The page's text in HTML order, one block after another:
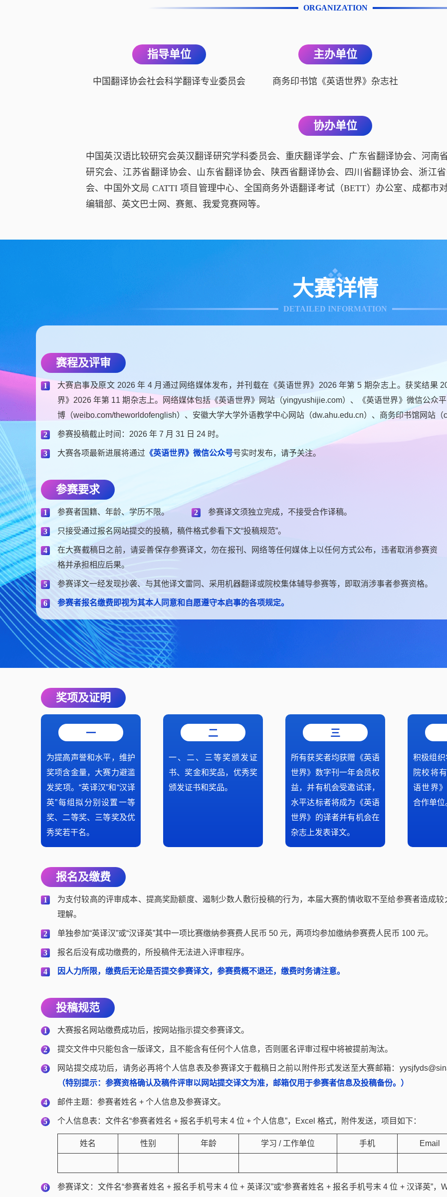
ORGANIZATION
指导单位
中国翻译协会社会科学翻译专业委员会
主办单位
商务印书馆《英语世界》杂志社
协办单位
中国英汉语比较研究会英汉翻译研究学科委员会、重庆翻译学会、广东省翻译协会、河南
研究会、江苏省翻译协会、山东省翻译协会、陕西省翻译协会、四川省翻译协会、浙江
会、中国外文局 CATTI 项目管理中心、全国商务外语翻译考试（BETT）办公室、成都市
编辑部、英文巴士网、赛氪、我爱竞赛网等。
大赛详情
DETAILED INFORMATION
赛程及评审
1
大赛启事及原文 2026 年 4 月通过网络媒体发布，并刊载在《英语世界》2026 年第 5 期杂志上。获奖结果
界》2026 年第 11 期杂志上。网络媒体包括《英语世界》网站（yingyushijie.com）、《英语世界》微信公众
博（weibo.com/theworldofenglish）、安徽大学大学外语教学中心网站（dw.ahu.edu.cn）、商务印书馆网站
2 参赛投稿截止时间：2026 年 7 月 31 日 24 时。
3 大赛各项最新进展将通过 《英语世界》微信公众号号实时发布，请予关注。
参赛要求
1 参赛者国籍、年龄、学历不限。 2 参赛译文须独立完成，不接受合作译稿。
3 只接受通过报名网站提交的投稿，稿件格式参看下文“投稿规范”。
4
在大赛截稿日之前，请妥善保存参赛译文，勿在报刊、网络等任何媒体上以任何方式公布，违者取消参赛资
格并承担相应后果。
5 参赛译文一经发现抄袭、与其他译文雷同、采用机器翻译或院校集体辅导参赛等，即取消涉事者参赛资格。
6 参赛者报名缴费即视为其本人同意和自愿遵守本启事的各项规定。
奖项及证明
一
为提高声誉和水平，维护
奖项含金量，大赛力避滥
发奖项。“英译汉”和“汉译
英”每组拟分别设置一等
奖、二等奖、三等奖及优
秀奖若干名。
二
一、二、三等奖颁发证
书、奖金和奖品，优秀奖
颁发证书和奖品。
三
所有获奖者均获赠《英语
世界》数字刊一年会员权
益，并有机会受邀试译，
水平达标者将成为《英语
世界》的译者并有机会在
杂志上发表译文。
积极组
院校将
语世界
合作单位
报名及缴费
1
为支付较高的评审成本、提高奖励额度、遏制少数人敷衍投稿的行为，本届大赛酌情收取不至给参赛者造成
理解。
2 单独参加“英译汉”或“汉译英”其中一项比赛缴纳参赛费人民币 50 元，两项均参加缴纳参赛费人民币 100 元。
3 报名后没有成功缴费的，所投稿件无法进入评审程序。
4 因人力所限，缴费后无论是否提交参赛译文，参赛费概不退还，缴费时务请注意。
投稿规范
1 大赛报名网站缴费成功后，按网站指示提交参赛译文。
2 提交文件中只能包含一版译文，且不能含有任何个人信息，否则匿名评审过程中将被提前淘汰。
3
网站提交成功后，请务必再将个人信息表及参赛译文于截稿日之前以附件形式发送至大赛邮箱：
（特别提示：参赛资格确认及稿件评审以网站提交译文为准，邮箱仅用于参赛者信息及投稿备份。）
4 邮件主题：参赛者姓名 + 个人信息及参赛译文。
5 个人信息表：文件名“参赛者姓名 + 报名手机号末 4 位 + 个人信息”，Excel 格式，附件发送，项目如下：
姓名 性别 年龄 学习 / 工作单位 手机 Email
6 参赛译文：文件名“参赛者姓名 + 报名手机号末 4 位 + 英译汉”或“参赛者姓名 + 报名手机号末 4 位 + 汉译英”